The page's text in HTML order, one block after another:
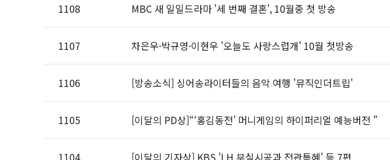
1108 MBC 새 일일드라마 '세 번째 결혼', 10월중 첫 방송
1107 차은우·박규영·이현우 '오늘도 사랑스럽개' 10월 첫방송
1106 [방송소식] 싱어송라이터들의 음악 여행 '뮤직인더트립'
1105 [이달의 PD상]“‘홍김동전’ 머니게임의 하이퍼리얼 예능버전 ”
1104 [이달의 기자상] KBS 'LH 부실시공과 전관특혜' 등 7편